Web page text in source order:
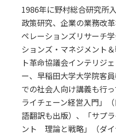
1986年に野村総合研究所
政策研究、企業の業務改
ペレーションズリサーチ
ションズ・マネジメント
ト革命協議会インテリジ
ー、早稲田大学大学院客
での社会人向け講義も行
ライチェーン経営入門」
語翻訳も出版）、「サプ
ント 理論と戦略」（ダ